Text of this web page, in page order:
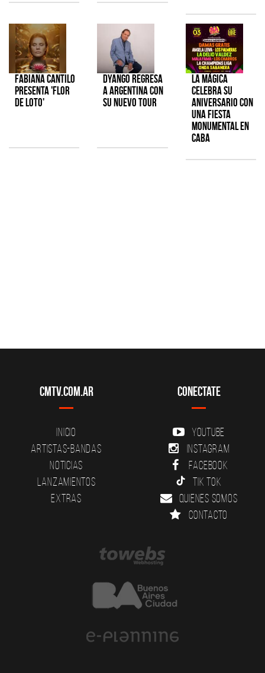
Fabiana Cantilo
presenta 'Flor
de Loto'
Dyango regresa
a Argentina con
su nuevo tour
La Mágica
celebra su
aniversario con
una fiesta
monumental en
CABA
CMTV.com.ar
Inicio
Artistas-Bandas
Noticias
Lanzamientos
Extras
Conectate
YouTube
Instagram
Facebook
Tik Tok
Quienes somos
Contacto